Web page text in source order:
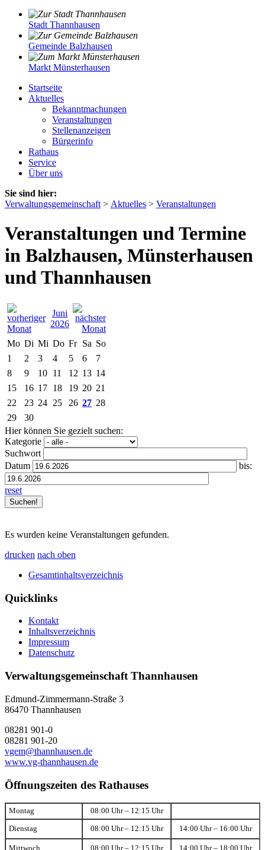
Stadt Thannhausen
Gemeinde Balzhausen
Markt Münsterhausen
Startseite
Aktuelles
Bekanntmachungen
Veranstaltungen
Stellenanzeigen
Bürgerinfo
Rathaus
Service
Über uns
Sie sind hier:
Verwaltungsgemeinschaft > Aktuelles > Veranstaltungen
Veranstaltungen und Termine
in Balzhausen, Münsterhausen
und Thannhausen
Juni
2026
Mo Di Mi Do Fr Sa So
1
2 3 4 5 6
7
8
9 10 11 12 13 14
15
16 17 18 19 20 21
22
23 24 25 26 27 28
29
30
Hier können Sie gezielt suchen:
Kategorie
Suchwort
Datum
bis:
reset
Es wurden keine Veranstaltungen gefunden.
drucken nach oben
Gesamtinhaltsverzeichnis
Quicklinks
Kontakt
Inhaltsverzeichnis
Impressum
Datenschutz
Verwaltungsgemeinschaft Thannhausen
Edmund-Zimmermann-Straße 3
86470 Thannhausen
08281 901-0
08281 901-20
vgem@thannhausen.de
www.vg-thannhausen.de
Öffnungszeiten des Rathauses
Montag 08:00 Uhr – 12:15 Uhr
Dienstag 08:00 Uhr – 12:15 Uhr 14:00 Uhr – 16:00 Uhr